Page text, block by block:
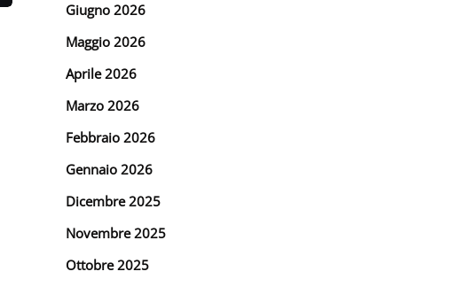
Giugno 2026
Maggio 2026
Aprile 2026
Marzo 2026
Febbraio 2026
Gennaio 2026
Dicembre 2025
Novembre 2025
Ottobre 2025